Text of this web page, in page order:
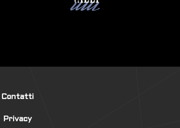
Contatti
Privacy